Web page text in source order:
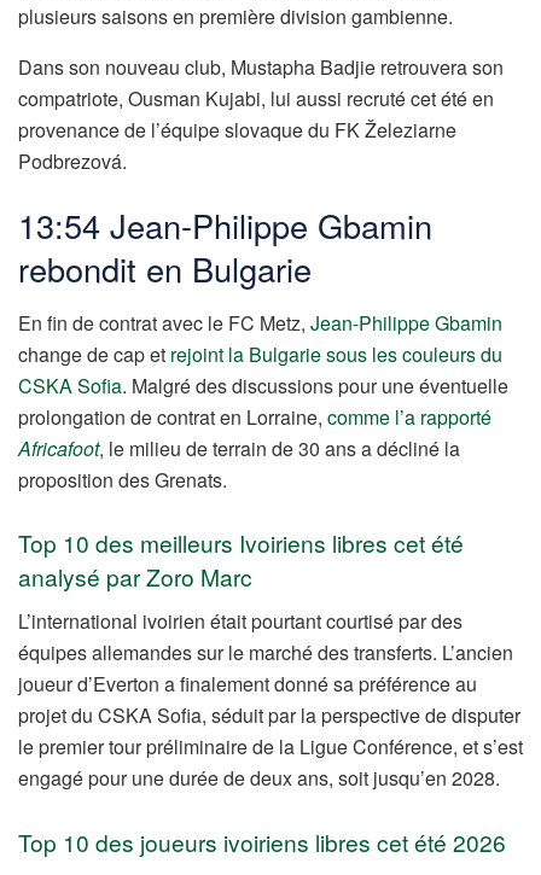
plusieurs saisons en première division gambienne.
Dans son nouveau club, Mustapha Badjie retrouvera son
compatriote, Ousman Kujabi, lui aussi recruté cet été en
provenance de l’équipe slovaque du FK Železiarne
Podbrezová.
13:54 Jean-Philippe Gbamin
rebondit en Bulgarie
En fin de contrat avec le FC Metz, Jean-Philippe Gbamin
change de cap et rejoint la Bulgarie sous les couleurs du
CSKA Sofia. Malgré des discussions pour une éventuelle
prolongation de contrat en Lorraine, comme l’a rapporté
Africafoot, le milieu de terrain de 30 ans a décliné la
proposition des Grenats.
Top 10 des meilleurs Ivoiriens libres cet été
analysé par Zoro Marc
L’international ivoirien était pourtant courtisé par des
équipes allemandes sur le marché des transferts. L’ancien
joueur d’Everton a finalement donné sa préférence au
projet du CSKA Sofia, séduit par la perspective de disputer
le premier tour préliminaire de la Ligue Conférence, et s’est
engagé pour une durée de deux ans, soit jusqu’en 2028.
Top 10 des joueurs ivoiriens libres cet été 2026